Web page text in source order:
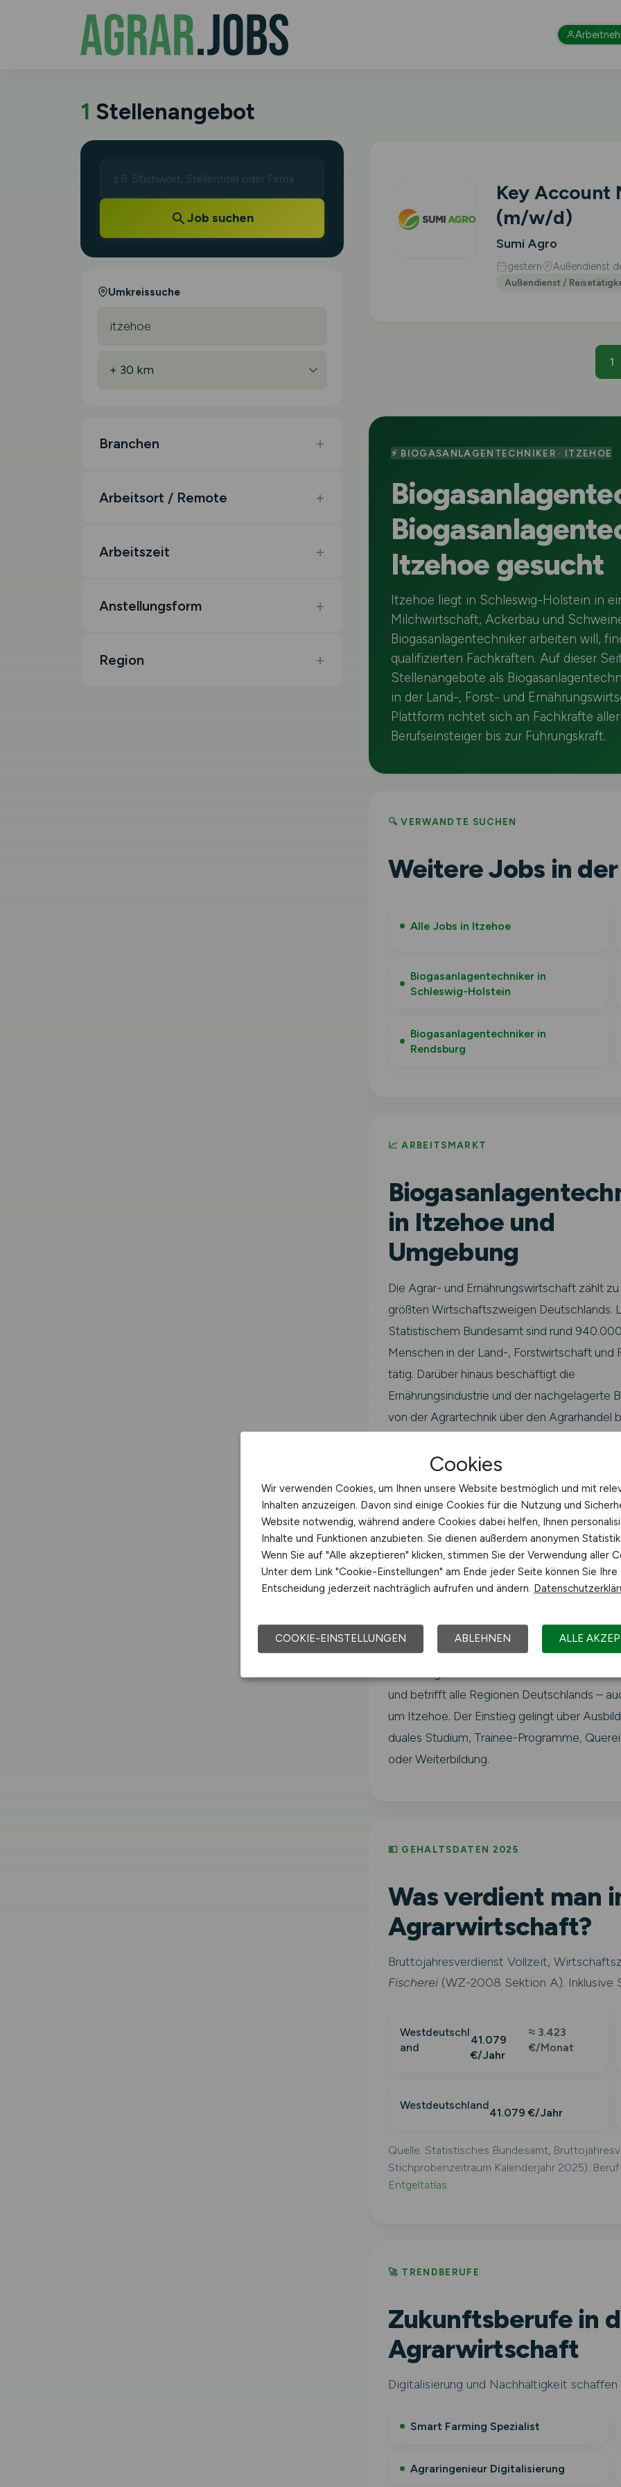
1 Stellenangebot
Job suchen
Umkreissuche
Branchen
Arbeitsort / Remote
Arbeitszeit
Anstellungsform
Region
Key Account
(m/w/d)
Sumi Agro
gestern Außendienst
Außendienst /
1
⚡ BIOGASANLAGENTECHNIKER · ITZEHOE
Itzehoe gesucht
Itzehoe liegt in Schleswig-Holstein in
Milchwirtschaft, Ackerbau und
Biogasanlagentechniker arbeiten will,
qualifizierten Fachkräften. Auf dieser
Stellenangebote als
in der Land-, Forst- und
Plattform richtet sich an Fachkräfte
Berufseinsteiger bis zur Führungskraft.
🔍 VERWANDTE SUCHEN
Weitere Jobs in
Alle Jobs in Itzehoe
Biogasanlagentechniker in
Schleswig-Holstein
Biogasanlagentechniker in
Rendsburg
📈 ARBEITSMARKT
in Itzehoe und
Umgebung
Die Agrar- und Ernährungswirtschaft zählt
größten Wirtschaftszweigen Deutschlands.
Statistischem Bundesamt sind rund 940.000
Menschen in der Land-, Forstwirtschaft und
tätig. Darüber hinaus beschäftigt die
Ernährungsindustrie und der nachgelagerte
von der Agrartechnik über den Agrarhandel
Fachkräfte.
Als Biogasanlagentechniker bzw.
Biogasanlagentechnikerin arbeitest du im
der grünen Branche. Typische Einsatzfelder
landwirtschaftliche Betriebe,
Genossenschaften, Beratungsdienste,
sowie Forschungs- und Prüfinstitutionen in
Der Fachkräftebedarf in der Landwirtschaft
und betrifft alle Regionen Deutschlands –
um Itzehoe. Der Einstieg gelingt über
duales Studium, Trainee-Programme,
oder Weiterbildung.
💵 GEHALTSDATEN 2025
Was verdient man
Agrarwirtschaft?
Bruttojahresverdienst Vollzeit,
Fischerei(WZ-2008 Sektion A). Inklusive
Westdeutschl
and
41.079
€/Jahr
≈ 3.423
€/Monat
Westdeutschland
41.079 €/Jahr
Quelle: Statistisches Bundesamt,
Stichprobenzeitraum Kalenderjahr 2025).
Entgeltatlas.
🚀 TRENDBERUFE
Zukunftsberufe in
Agrarwirtschaft
Digitalisierung und Nachhaltigkeit
Smart Farming Spezialist
Agraringenieur Digitalisierung
Cookies
Wir verwenden Cookies, um Ihnen unsere Website bestmöglich und mit
Inhalten anzuzeigen. Davon sind einige Cookies für die Nutzung und
Website notwendig, während andere Cookies dabei helfen, Ihnen
Inhalte und Funktionen anzubieten. Sie dienen außerdem anonymen
Wenn Sie auf "Alle akzeptieren" klicken, stimmen Sie der Verwendung aller
Unter dem Link "Cookie-Einstellungen" am Ende jeder Seite können Sie Ihre
Entscheidung jederzeit nachträglich aufrufen und ändern.
COOKIE-EINSTELLUNGEN ABLEHNEN ALLE